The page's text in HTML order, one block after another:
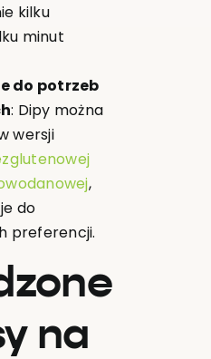
kilku
minut
do potrzeb
: Dipy można
wersji
,
do
preferencji.
na